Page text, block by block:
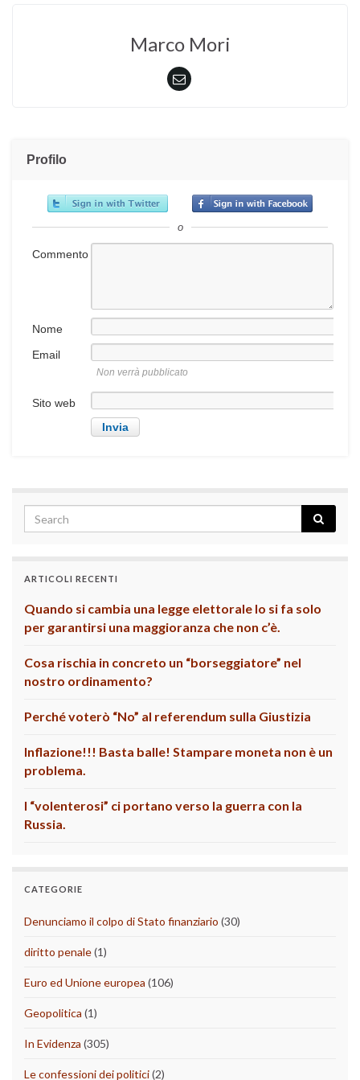
Marco Mori
Profilo
o
Commento
Nome
Email
Non verrà pubblicato
Sito web
ARTICOLI RECENTI
Quando si cambia una legge elettorale lo si fa solo
per garantirsi una maggioranza che non c’è.
Cosa rischia in concreto un “borseggiatore” nel
nostro ordinamento?
Perché voterò “No” al referendum sulla Giustizia
Inflazione!!! Basta balle! Stampare moneta non è un
problema.
I “volenterosi” ci portano verso la guerra con la
Russia.
CATEGORIE
Denunciamo il colpo di Stato finanziario (30)
diritto penale(1)
Euro ed Unione europea (106)
Geopolitica (1)
In Evidenza (305)
Le confessioni dei politici(2)